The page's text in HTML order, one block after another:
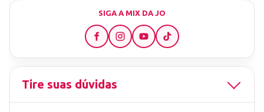
SIGA A MIX DA JO
Tire suas dúvidas